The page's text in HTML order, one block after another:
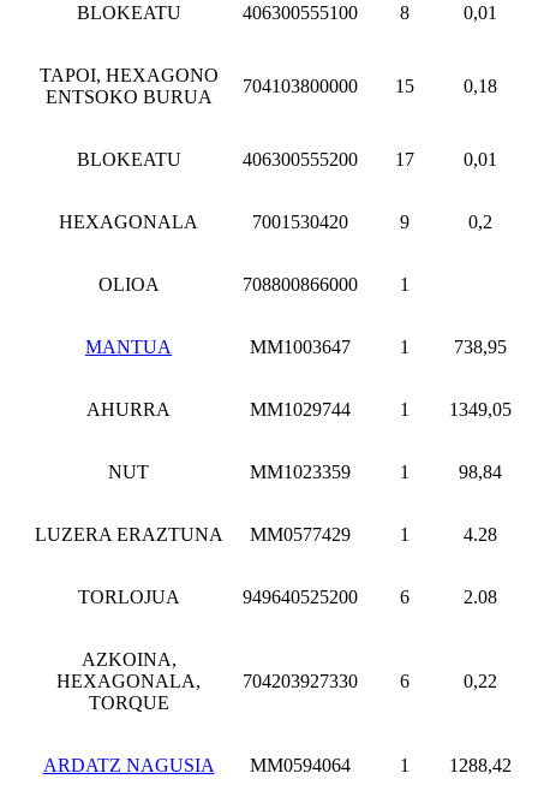
BLOKEATU 406300555100 8 0,01
TAPOI, HEXAGONO
ENTSOKO BURUA
704103800000 15 0,18
BLOKEATU 406300555200 17 0,01
HEXAGONALA 7001530420 9 0,2
OLIOA 708800866000 1
MANTUA MM1003647 1 738,95
AHURRA MM1029744 1 1349,05
NUT MM1023359 1 98,84
LUZERA ERAZTUNA MM0577429 1 4.28
TORLOJUA 949640525200 6 2.08
AZKOINA,
HEXAGONALA,
TORQUE
704203927330 6 0,22
ARDATZ NAGUSIA MM0594064 1 1288,42